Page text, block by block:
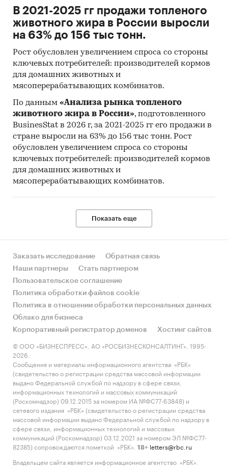
В 2021-2025 гг продажи топленого
животного жира в России выросли
на 63% до 156 тыс тонн.
Рост обусловлен увеличением спроса со стороны
ключевых потребителей: производителей кормов
для домашних животных и
мясоперерабатывающих комбинатов.
По данным «Анализа рынка топленого
животного жира в России», подготовленного
BusinesStat в 2026 г, за 2021-2025 гг его продажи в
стране выросли на 63% до 156 тыс тонн. Рост
обусловлен увеличением спроса со стороны
ключевых потребителей: производителей кормов
для домашних животных и
мясоперерабатывающих комбинатов.
Показать еще
Заказать исследование
Обратная связь
Наши партнеры
Стать партнером
Пользовательское соглашение
Политика обработки файлов cookie
Политика в отношении обработки персональных данных
Облако для бизнеса
Корпоративный регистратор доменов
Хостинг сайтов
© ООО «БИЗНЕСПРЕСС», АО «РОСБИЗНЕСКОНСАЛТИНГ», 1995-
2026.
Сообщения и материалы информационного агентства «РБК»
(свидетельство о регистрации средства массовой информации
выдано Федеральной службой по надзору в сфере связи,
информационных технологий и массовых коммуникаций
(Роскомнадзор) 09.12.2015 за номером ИА №ФС77-63848) и
сетевого издания «РБК» (свидетельство о регистрации средства
массовой информации выдано Федеральной службой по надзору в
сфере связи, информационных технологий и массовых
коммуникаций (Роскомнадзор) 03.12.2021 за номером ЭЛ №ФС77-
82385) сопровождаются пометкой «РБК».
18+ letters@rbc.ru
Владельцем сайта является информационное агентство «РБК».